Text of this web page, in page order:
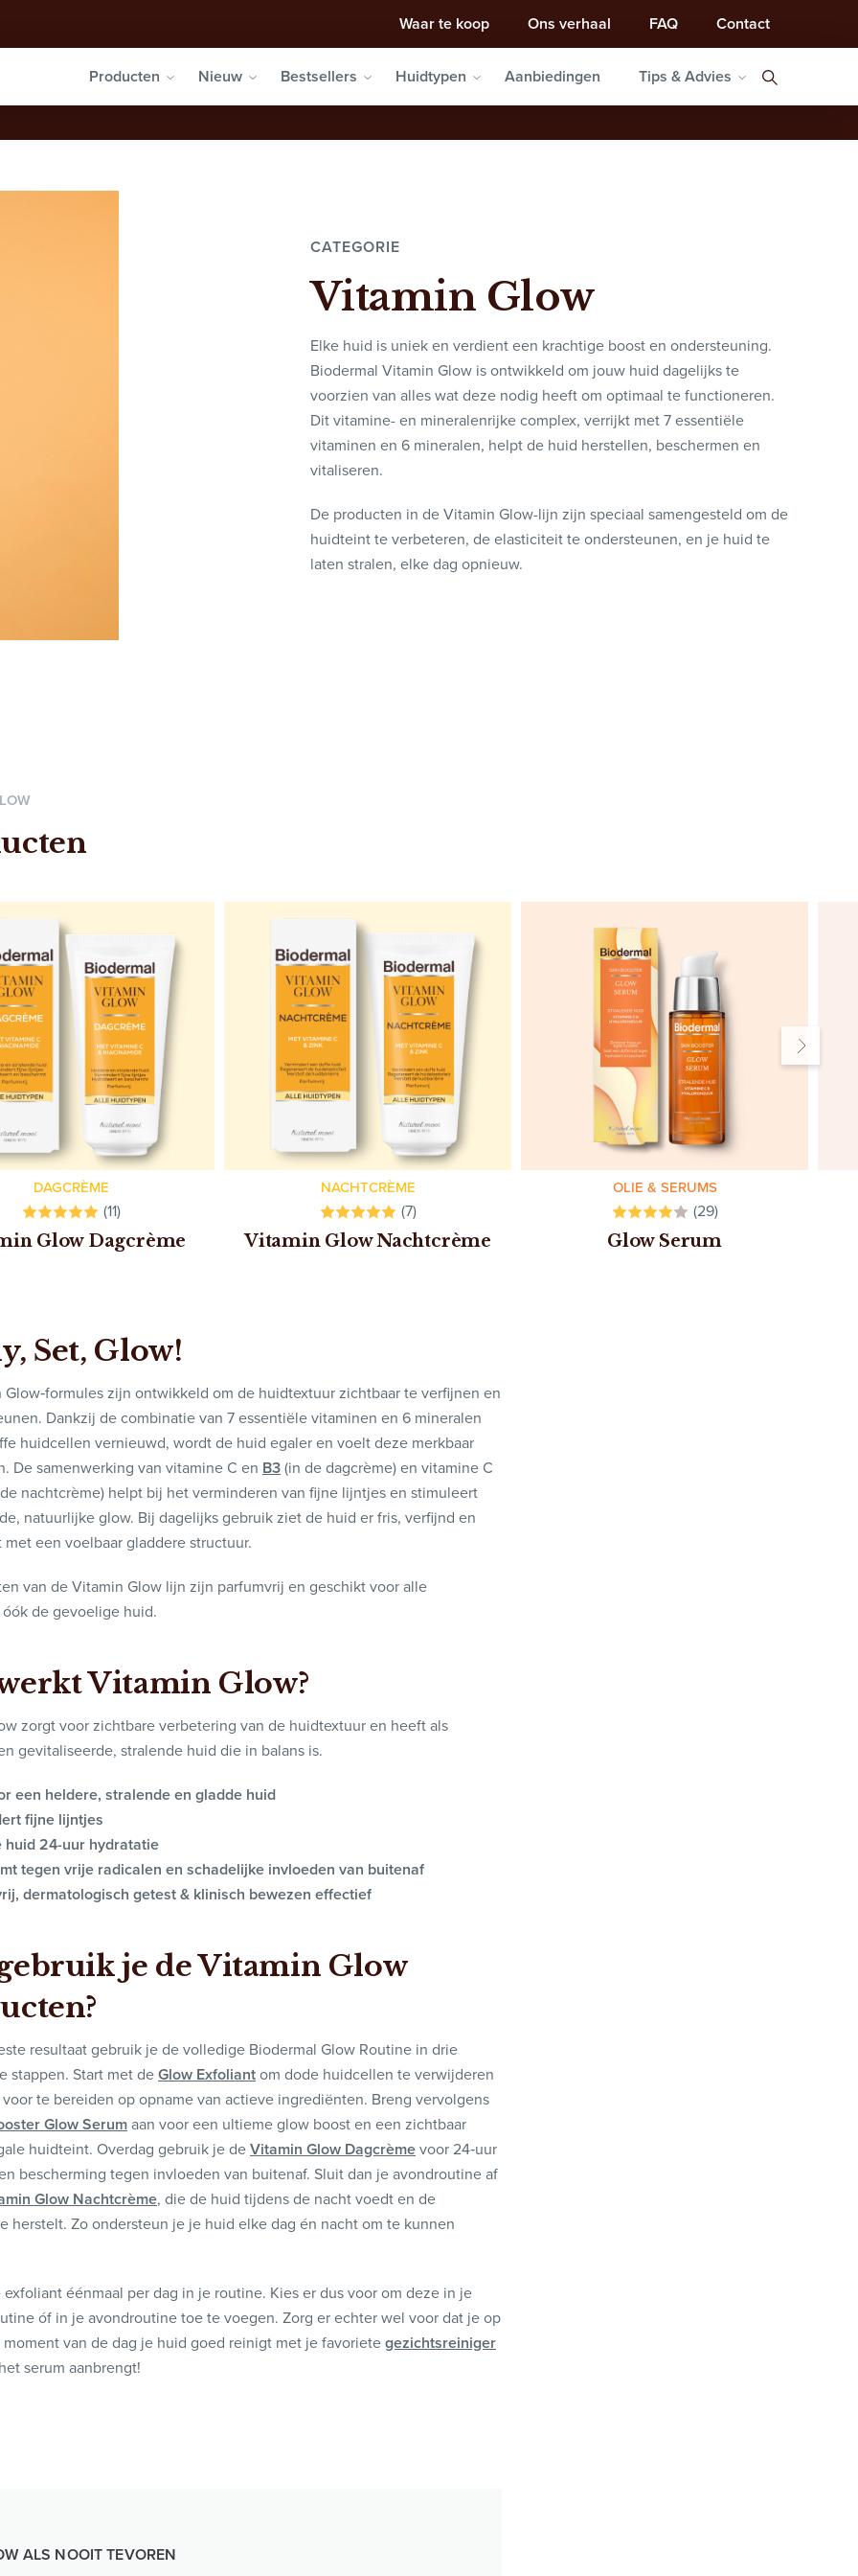
Waar te koop Ons verhaal FAQ Contact
Producten Nieuw Bestsellers Huidtypen Aanbiedingen Tips & Advies
CATEGORIE
Vitamin Glow
Elke huid is uniek en verdient een krachtige boost en ondersteuning.
Biodermal Vitamin Glow is ontwikkeld om jouw huid dagelijks te
voorzien van alles wat deze nodig heeft om optimaal te functioneren.
Dit vitamine- en mineralenrijke complex, verrijkt met 7 essentiële
vitaminen en 6 mineralen, helpt de huid herstellen, beschermen en
vitaliseren.
De producten in de Vitamin Glow-lijn zijn speciaal samengesteld om de
huidteint te verbeteren, de elasticiteit te ondersteunen, en je huid te
laten stralen, elke dag opnieuw.
DAGCRÈME
(11)
Glow Dagcrème
NACHTCRÈME
(7)
Vitamin Glow Nachtcrème
OLIE & SERUMS
(29)
Glow Serum
Set, Glow!
Glow‑formules zijn ontwikkeld om de huidtextuur zichtbaar te verfijnen en
Dankzij de combinatie van 7 essentiële vitaminen en 6 mineralen
huidcellen vernieuwd, wordt de huid egaler en voelt deze merkbaar
De samenwerking van vitamine C en B3(in de dagcrème) en vitamine C
nachtcrème) helpt bij het verminderen van fijne lijntjes en stimuleert
natuurlijke glow. Bij dagelijks gebruik ziet de huid er fris, verfijnd en
een voelbaar gladdere structuur.
van de Vitamin Glow lijn zijn parfumvrij en geschikt voor alle
de gevoelige huid.
Vitamin Glow?
zorgt voor zichtbare verbetering van de huidtextuur en heeft als
gevitaliseerde, stralende huid die in balans is.
een heldere, stralende en gladde huid
fijne lijntjes
huid 24-uur hydratatie
tegen vrije radicalen en schadelijke invloeden van buitenaf
dermatologisch getest & klinisch bewezen effectief
je de Vitamin Glow
resultaat gebruik je de volledige Biodermal Glow Routine in drie
stappen. Start met deGlow Exfoliantom dode huidcellen te verwijderen
te bereiden op opname van actieve ingrediënten. Breng vervolgens
Glow Serumaan voor een ultieme glow boost en een zichtbaar
huidteint. Overdag gebruik je deVitamin Glow Dagcrèmevoor 24‑uur
bescherming tegen invloeden van buitenaf. Sluit dan je avondroutine af
Glow Nachtcrème, die de huid tijdens de nacht voedt en de
herstelt. Zo ondersteun je je huid elke dag én nacht om te kunnen
éénmaal per dag in je routine. Kies er dus voor om deze in je
óf in je avondroutine toe te voegen. Zorg er echter wel voor dat je op
van de dag je huid goed reinigt met je favorietegezichtsreiniger
serum aanbrengt!
ALS NOOIT TEVOREN